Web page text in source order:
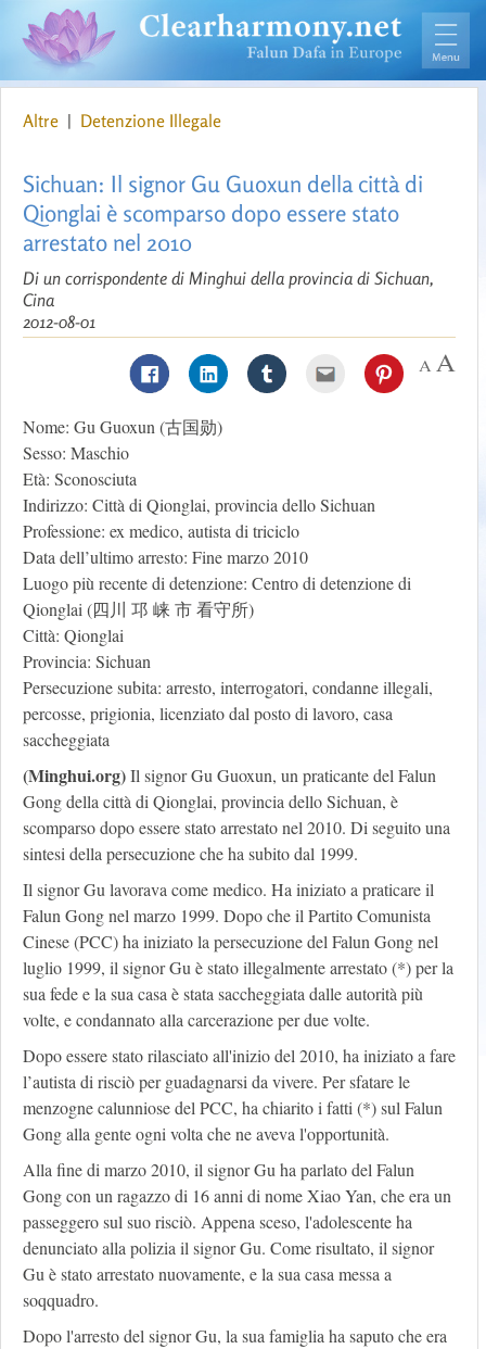
Altre | Detenzione Illegale
Sichuan: Il signor Gu Guoxun della città di
Qionglai è scomparso dopo essere stato
arrestato nel 2010
Di un corrispondente di Minghui della provincia di Sichuan,
Cina
2012-08-01
Nome: Gu Guoxun (古国勋)
Sesso: Maschio
Età: Sconosciuta
Indirizzo: Città di Qionglai, provincia dello Sichuan
Professione: ex medico, autista di triciclo
Data dell’ultimo arresto: Fine marzo 2010
Luogo più recente di detenzione: Centro di detenzione di
Qionglai (四川 邛 崃 市 看守所)
Città: Qionglai
Provincia: Sichuan
Persecuzione subita: arresto, interrogatori, condanne illegali,
percosse, prigionia, licenziato dal posto di lavoro, casa
saccheggiata
(Minghui.org)Il signor Gu Guoxun, un praticante del Falun
Gong della città di Qionglai, provincia dello Sichuan, è
scomparso dopo essere stato arrestato nel 2010. Di seguito una
sintesi della persecuzione che ha subito dal 1999.
Il signor Gu lavorava come medico. Ha iniziato a praticare il
Falun Gong nel marzo 1999. Dopo che il Partito Comunista
Cinese (PCC) ha iniziato la persecuzione del Falun Gong nel
luglio 1999, il signor Gu è stato illegalmente arrestato (*) per la
sua fede e la sua casa è stata saccheggiata dalle autorità più
volte, e condannato alla carcerazione per due volte.
Dopo essere stato rilasciato all'inizio del 2010, ha iniziato a fare
l’autista di risciò per guadagnarsi da vivere. Per sfatare le
menzogne calunniose del PCC, ha chiarito i fatti (*) sul Falun
Gong alla gente ogni volta che ne aveva l'opportunità.
Alla fine di marzo 2010, il signor Gu ha parlato del Falun
Gong con un ragazzo di 16 anni di nome Xiao Yan, che era un
passeggero sul suo risciò. Appena sceso, l'adolescente ha
denunciato alla polizia il signor Gu. Come risultato, il signor
Gu è stato arrestato nuovamente, e la sua casa messa a
soqquadro.
Dopo l'arresto del signor Gu, la sua famiglia ha saputo che era